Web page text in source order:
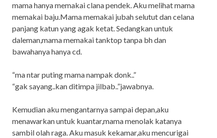
mama hanya memakai clana pendek. Aku melihat mama
memakai baju.Mama memakai jubah selutut dan celana
panjang katun yang agak ketat. Sedangkan untuk
daleman,mama memakai tanktop tanpa bh dan
bawahanya hanya cd.
“ma ntar puting mama nampak donk..”
“gak sayang..kan ditimpa jilbab..”jawabnya.
Kemudian aku mengantarnya sampai depan,aku
menawarkan untuk kuantar,mama menolak katanya
sambil olah raga. Aku masuk kekamar,aku mencurigai